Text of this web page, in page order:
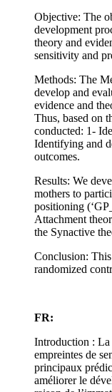
Objective: The
development
theory and
sensitivity and
Methods: The
develop and
evidence and
Thus, based on
conducted: 1-
Identifying and
outcomes.
Results: We
mothers to
positioning
Attachment
the Synactive
Conclusion:
randomized
FR:
Introduction : La
empreintes de
principaux
améliorer le